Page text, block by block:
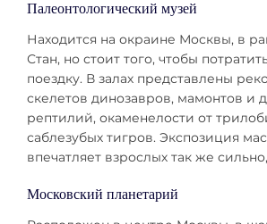
Палеонтологический музей
Находится на окраине Москвы, в
Стан, но стоит того, чтобы
поездку. В залах представлены
скелетов динозавров, мамонтов и
рептилий, окаменелости от
саблезубых тигров. Экспозиция
впечатляет взрослых так же
Московский планетарий